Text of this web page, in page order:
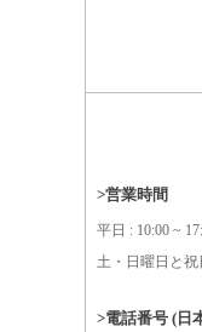
>営業時間
平日 : 10:00 ~
土・日曜日と祝
>電話番号 (日